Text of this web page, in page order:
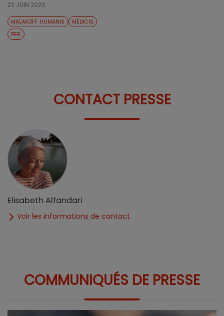
22 JUIN 2023
MALAKOFF HUMANIS
MÉDICIS
PER
CONTACT PRESSE
Elisabeth Alfandari
Voir les informations de contact
COMMUNIQUÉS DE PRESSE